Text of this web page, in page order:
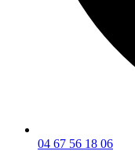
04 67 56 18 06